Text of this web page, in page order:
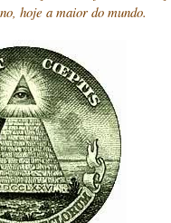
hoje a maior do mundo.